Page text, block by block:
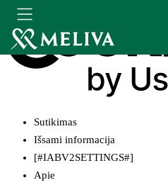
Sutikimas
Išsami informacija
[#IABV2SETTINGS#]
Apie